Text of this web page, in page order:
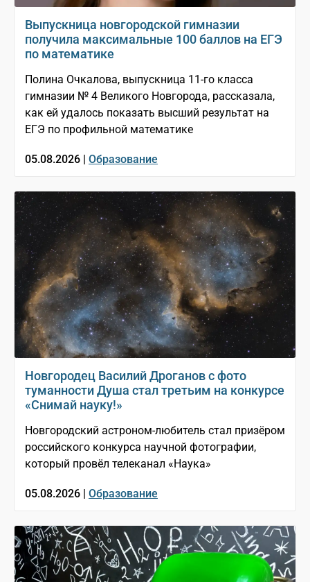
Выпускница новгородской гимназии
получила максимальные 100 баллов на ЕГЭ
по математике
Полина Очкалова, выпускница 11-го класса
гимназии № 4 Великого Новгорода, рассказала,
как ей удалось показать высший результат на
ЕГЭ по профильной математике
05.08.2026 | Образование
Новгородец Василий Дроганов с фото
туманности Душа стал третьим на конкурсе
«Снимай науку!»
Новгородский астроном-любитель стал призёром
российского конкурса научной фотографии,
который провёл телеканал «Наука»
05.08.2026 | Образование